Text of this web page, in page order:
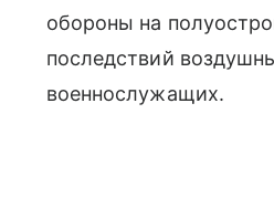
обороны на
последствий
военнослужащих.